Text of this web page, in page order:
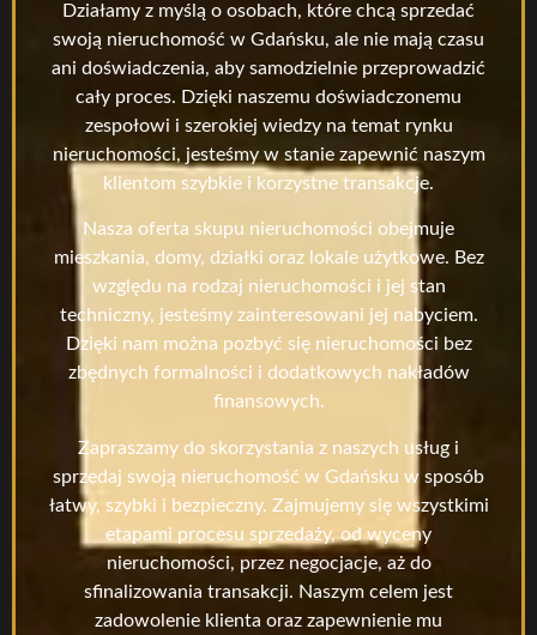
Działamy z myślą o osobach, które chcą sprzedać
swoją nieruchomość w Gdańsku, ale nie mają czasu
ani doświadczenia, aby samodzielnie przeprowadzić
cały proces. Dzięki naszemu doświadczonemu
zespołowi i szerokiej wiedzy na temat rynku
nieruchomości, jesteśmy w stanie zapewnić naszym
klientom szybkie i korzystne transakcje.
Nasza oferta skupu nieruchomości obejmuje
mieszkania, domy, działki oraz lokale użytkowe. Bez
względu na rodzaj nieruchomości i jej stan
techniczny, jesteśmy zainteresowani jej nabyciem.
Dzięki nam można pozbyć się nieruchomości bez
zbędnych formalności i dodatkowych nakładów
finansowych.
Zapraszamy do skorzystania z naszych usług i
sprzedaj swoją nieruchomość w Gdańsku w sposób
łatwy, szybki i bezpieczny. Zajmujemy się wszystkimi
etapami procesu sprzedaży, od wyceny
nieruchomości, przez negocjacje, aż do
sfinalizowania transakcji. Naszym celem jest
zadowolenie klienta oraz zapewnienie mu